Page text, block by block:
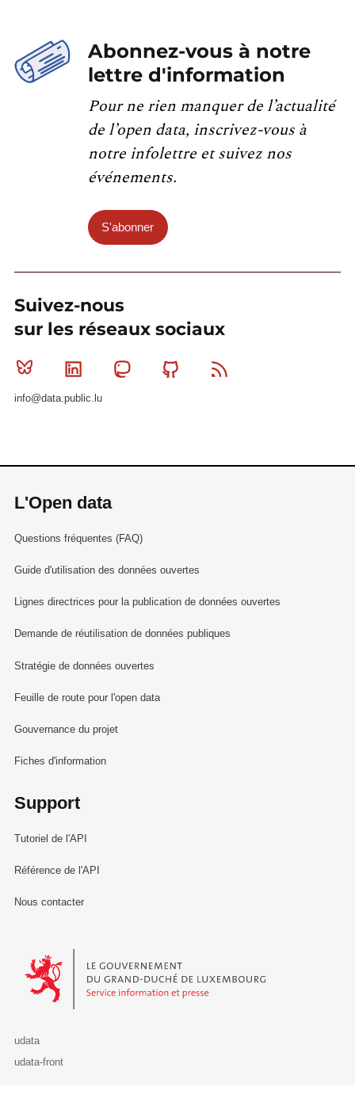
Abonnez-vous à notre
lettre d'information
Pour ne rien manquer de l’actualité
de l’open data, inscrivez-vous à
notre infolettre et suivez nos
événements.
S'abonner
Suivez-nous
sur les réseaux sociaux
Bluesky Linkedin MastodonGithub
info@data.public.lu
L'Open data
Questions fréquentes (FAQ)
Guide d'utilisation des données ouvertes
Lignes directrices pour la publication de données ouvertes
Demande de réutilisation de données publiques
Stratégie de données ouvertes
Feuille de route pour l'open data
Gouvernance du projet
Fiches d'information
Support
Tutoriel de l'API
Référence de l'API
Nous contacter
Le Gouvernement du Grand-Duché de Luxembourg - Service
udata
udata-front